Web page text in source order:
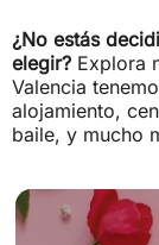
¿No estás
elegir?Explora
Valencia
alojamiento,
baile, y mucho